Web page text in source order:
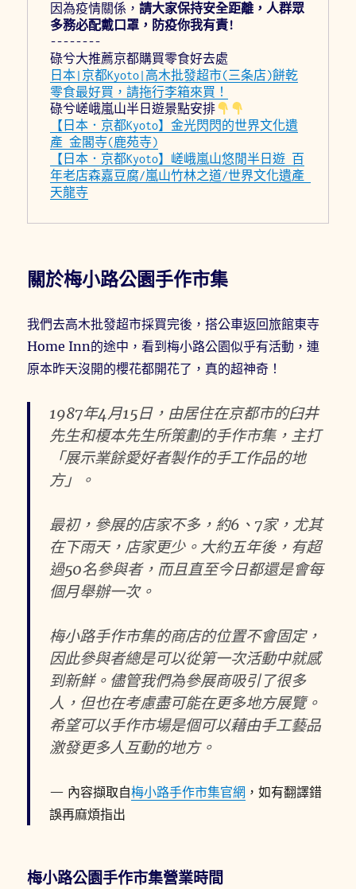
因為疫情關係，請大家保持安全距離，人群眾
多務必配戴口罩，防疫你我有責!
--------
碌兮大推薦京都購買零食好去處
日本|京都Kyoto|高木批發超市(三条店)餅乾
零食最好買，請拖行李箱來買！
碌兮嵯峨嵐山半日遊景點安排
【日本．京都Kyoto】金光閃閃的世界文化遺
產 金閣寺(鹿苑寺)
【日本．京都Kyoto】嵯峨嵐山悠閒半日遊 百
年老店森嘉豆腐/嵐山竹林之道/世界文化遺產
天龍寺
關於梅小路公園手作市集
我們去高木批發超市採買完後，搭公車返回旅館東寺
Home Inn的途中，看到梅小路公園似乎有活動，連
原本昨天沒開的櫻花都開花了，真的超神奇！
1987年4月15日，由居住在京都市的臼井
先生和榎本先生所策劃的手作市集，主打
「展示業餘愛好者製作的手工作品的地
方」。
最初，參展的店家不多，約6、7家，尤其
在下雨天，店家更少。大約五年後，有超
過50名參與者，而且直至今日都還是會每
個月舉辦一次。
梅小路手作市集的商店的位置不會固定，
因此參與者總是可以從第一次活動中就感
到新鮮。儘管我們為參展商吸引了很多
人，但也在考慮盡可能在更多地方展覽。
希望可以手作市場是個可以藉由手工藝品
激發更多人互動的地方。
內容擷取自梅小路手作市集官網 ，如有翻譯錯
誤再麻煩指出
梅小路公園手作市集營業時間